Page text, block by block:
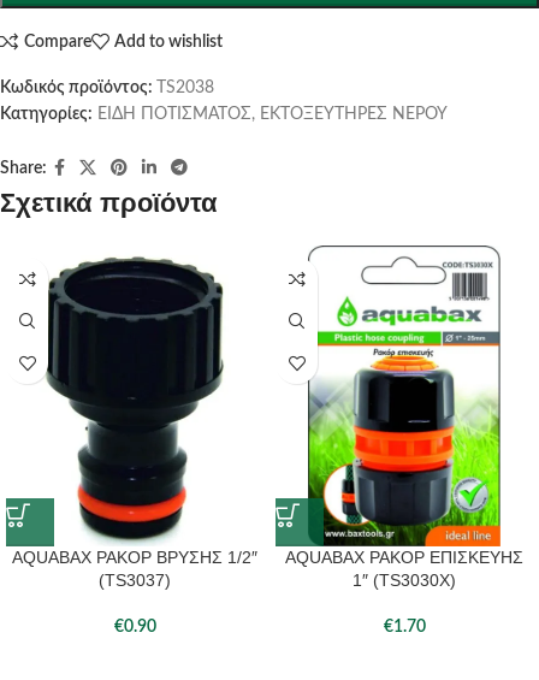
Compare Add to wishlist
Κωδικός προϊόντος:
TS2038
Κατηγορίες: ΕΙΔΗ ΠΟΤΙΣΜΑΤΟΣ, ΕΚΤΟΞΕΥΤΗΡΕΣ ΝΕΡΟΥ
Share:
Σχετικά προϊόντα
AQUABAX ΡΑΚΟΡ ΒΡΥΣΗΣ 1/2″
(TS3037)
€0.90
AQUABAX ΡΑΚΟΡ ΕΠΙΣΚΕΥΗΣ
1″ (TS3030X)
€1.70